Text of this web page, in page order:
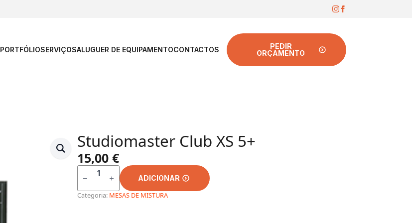
PORTFÓLIOSERVIÇOSALUGUER DE EQUIPAMENTOCONTACTOS
PEDIR
ORÇAMENTO
Studiomaster Club XS 5+
15,00 €
QUANTIDADE
STUDIOMASTER
XS
5+
ADICIONAR
Categoria: MESAS DE MISTURA